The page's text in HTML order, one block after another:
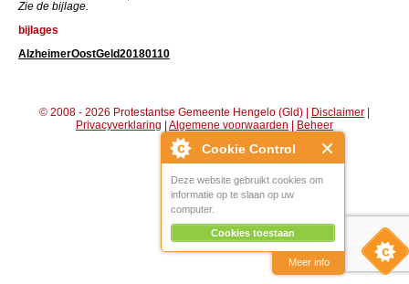
Cookie Control
Deze website gebruikt cookies om
informatie op te slaan op uw
computer.
Cookies toestaan
Meer info
Zie de bijlage.
bijlages
AlzheimerOostGeld20180110
© 2008 - 2026 Protestantse Gemeente Hengelo (Gld) | Disclaimer |
Privacyverklaring | Algemene voorwaarden | Beheer